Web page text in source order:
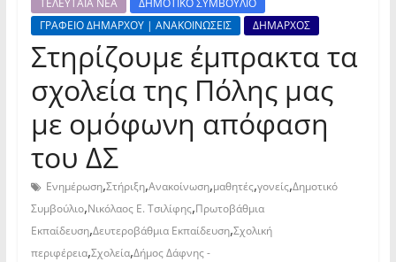
ΓΡΑΦΕΙΟ ΔΗΜΑΡΧΟΥ | ΑΝΑΚΟΙΝΩΣΕΙΣ
ΔΗΜΑΡΧΟΣ
Στηρίζουμε έμπρακτα τα
σχολεία της Πόλης μας
με ομόφωνη απόφαση
του ΔΣ
Ενημέρωση,Στήριξη,Ανακοίνωση,μαθητές,γονείς,Δημοτικό
Συμβούλιο,Νικόλαος Ε. Τσιλίφης,Πρωτοβάθμια
Εκπαίδευση,Δευτεροβάθμια Εκπαίδευση,Σχολική
περιφέρεια,Σχολεία,Δήμος Δάφνης -